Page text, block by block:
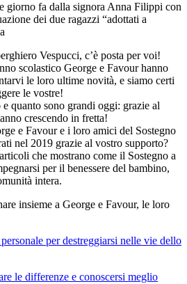
giorno fa dalla signora Anna Filippi con
dei due ragazzi “adottati a
Vespucci, c’è posta per voi!
scolastico George e Favour hanno
le loro ultime novità, e siamo certi
le vostre!
quanto sono grandi oggi: grazie al
crescendo in fretta!
e Favour e i loro amici del Sostegno
nel 2019 grazie al vostro supporto?
che mostrano come il Sostegno a
per il benessere del bambino,
intera.
insieme a George e Favour, le loro
per destreggiarsi nelle vie dello
le differenze e conoscersi meglio